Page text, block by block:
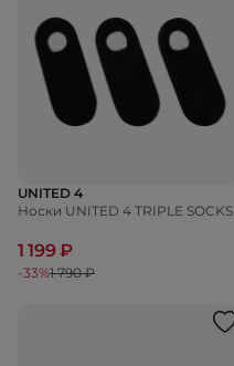
UNITED 4
Носки UNITED 4 TRIPLE SOCKS
1 199 ₽
-33%1 790 ₽